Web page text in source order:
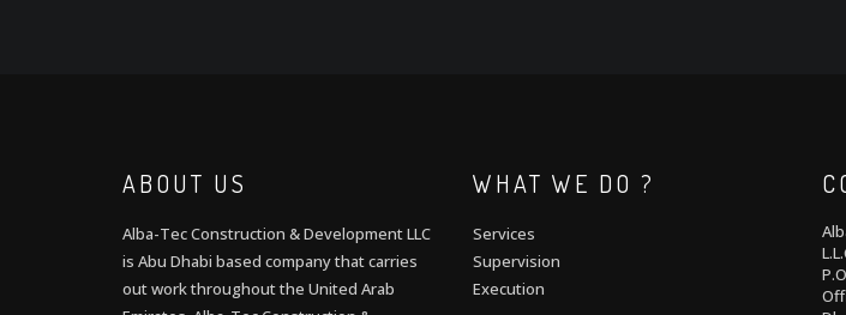
ABOUT US
Alba-Tec Construction & Development LLC
is Abu Dhabi based company that carries
out work throughout the United Arab
WHAT WE DO ?
Services
Supervision
Execution